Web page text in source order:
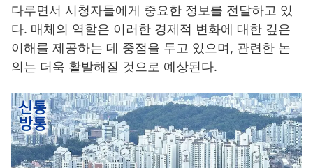
다루면서 시청자들에게 중요한 정보를 전달하고 있
다. 매체의 역할은 이러한 경제적 변화에 대한 깊은
이해를 제공하는 데 중점을 두고 있으며, 관련한 논
의는 더욱 활발해질 것으로 예상된다.